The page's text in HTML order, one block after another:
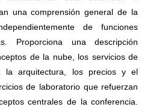
una comprensión general de la
de funciones
Proporciona una descripción
de la nube, los servicios de
la arquitectura, los precios y el
de laboratorio que refuerzan
centrales de la conferencia.